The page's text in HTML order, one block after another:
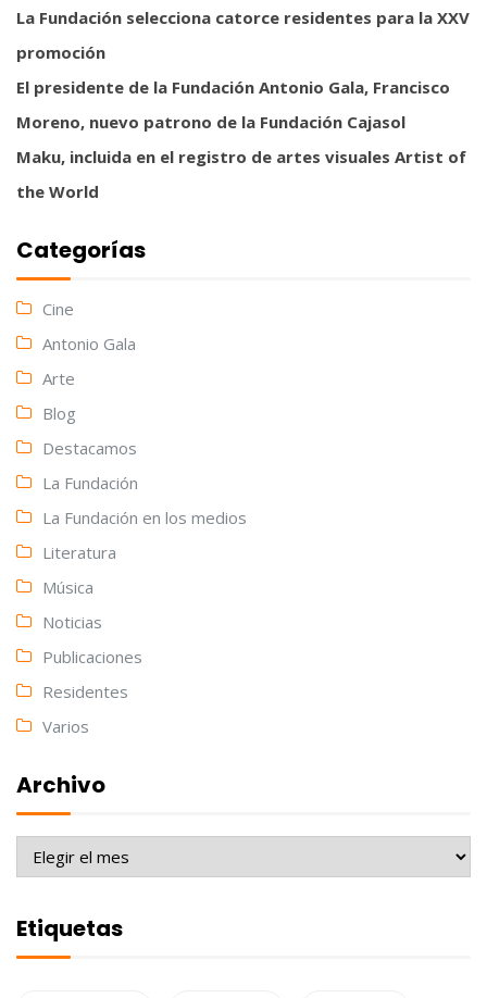
La Fundación selecciona catorce residentes para la XXV
promoción
El presidente de la Fundación Antonio Gala, Francisco
Moreno, nuevo patrono de la Fundación Cajasol
Maku, incluida en el registro de artes visuales Artist of
the World
Categorías
Cine
Antonio Gala
Arte
Blog
Destacamos
La Fundación
La Fundación en los medios
Literatura
Música
Noticias
Publicaciones
Residentes
Varios
Archivo
Archivo
Etiquetas